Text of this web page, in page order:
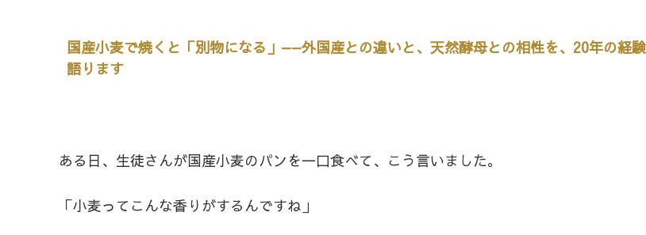
国産小麦で焼くと「別物になる」——外国産との違いと、天然酵母との相性を、20年の経
語ります
ある日、生徒さんが国産小麦のパンを一口食べて、こう言いました。
「小麦ってこんな香りがするんですね」